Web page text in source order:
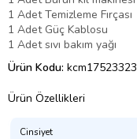
1 Adet Temizleme Fırçası
1 Adet Güç Kablosu
1 Adet sıvı bakım yağı
Ürün Kodu: kcm17523323
Ürün Özellikleri
Cinsiyet